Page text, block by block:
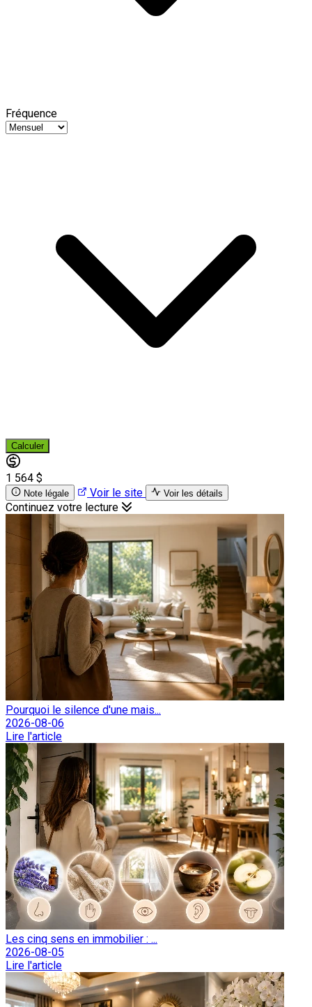
Fréquence
Calculer
1 564 $
Note légale Voir le site Voir les détails
Continuez votre lecture
Pourquoi le silence d'une mais...
2026-08-06
Lire l'article
Les cinq sens en immobilier : ...
2026-08-05
Lire l'article